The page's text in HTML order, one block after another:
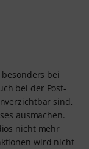
besonders bei
bei der Post-
sind,
ausmachen.
nicht mehr
wird nicht